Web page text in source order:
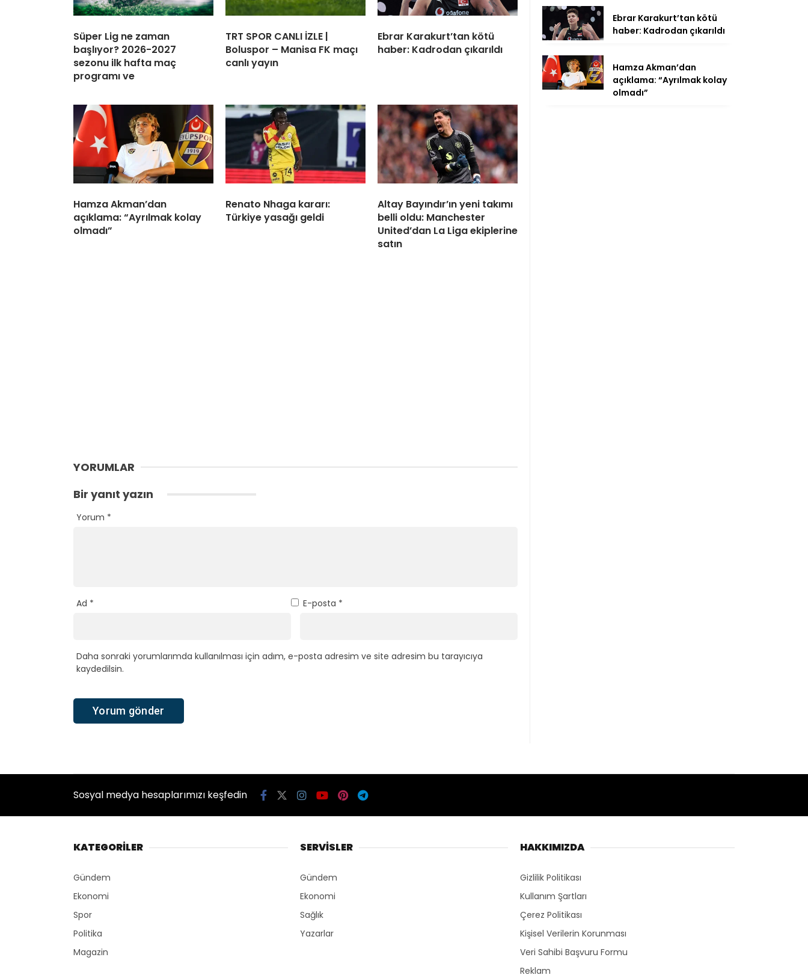
Süper Lig ne zaman
başlıyor? 2026-2027
sezonu ilk hafta maç
programı ve
TRT SPOR CANLI İZLE |
Boluspor – Manisa FK maçı
canlı yayın
Ebrar Karakurt’tan kötü
haber: Kadrodan çıkarıldı
Hamza Akman’dan
açıklama: “Ayrılmak kolay
olmadı”
Renato Nhaga kararı:
Türkiye yasağı geldi
Altay Bayındır’ın yeni takımı
belli oldu: Manchester
United’dan La Liga ekiplerine
satın
YORUMLAR
Bir yanıt yazın
Yorum *
Ad * E-posta *
Daha sonraki yorumlarımda kullanılması için adım, e-posta adresim ve site adresim bu tarayıcıya
kaydedilsin.
Ebrar Karakurt’tan kötü
haber: Kadrodan çıkarıldı
Hamza Akman’dan
açıklama: “Ayrılmak kolay
olmadı”
Sosyal medya hesaplarımızı keşfedin
KATEGORİLER
Gündem
Ekonomi
Spor
Politika
Magazin
SERVİSLER
Gündem
Ekonomi
Sağlık
Yazarlar
HAKKIMIZDA
Gizlilik Politikası
Kullanım Şartları
Çerez Politikası
Kişisel Verilerin Korunması
Veri Sahibi Başvuru Formu
Reklam